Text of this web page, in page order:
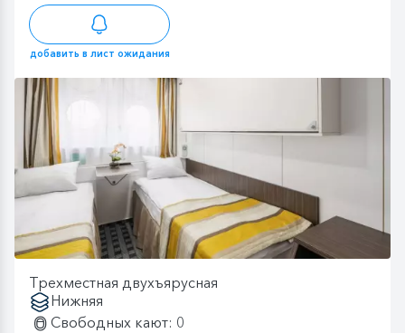
добавить в лист ожидания
Трехместная двухъярусная
Нижняя
Свободных кают: 0